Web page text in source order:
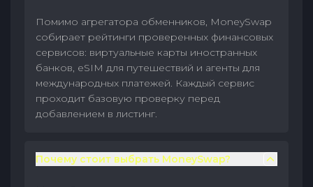
Помимо агрегатора обменников, MoneySwap
собирает рейтинги проверенных финансовых
сервисов: виртуальные карты иностранных
банков, eSIM для путешествий и агенты для
международных платежей. Каждый сервис
проходит базовую проверку перед
добавлением в листинг.
Почему стоит выбрать MoneySwap?